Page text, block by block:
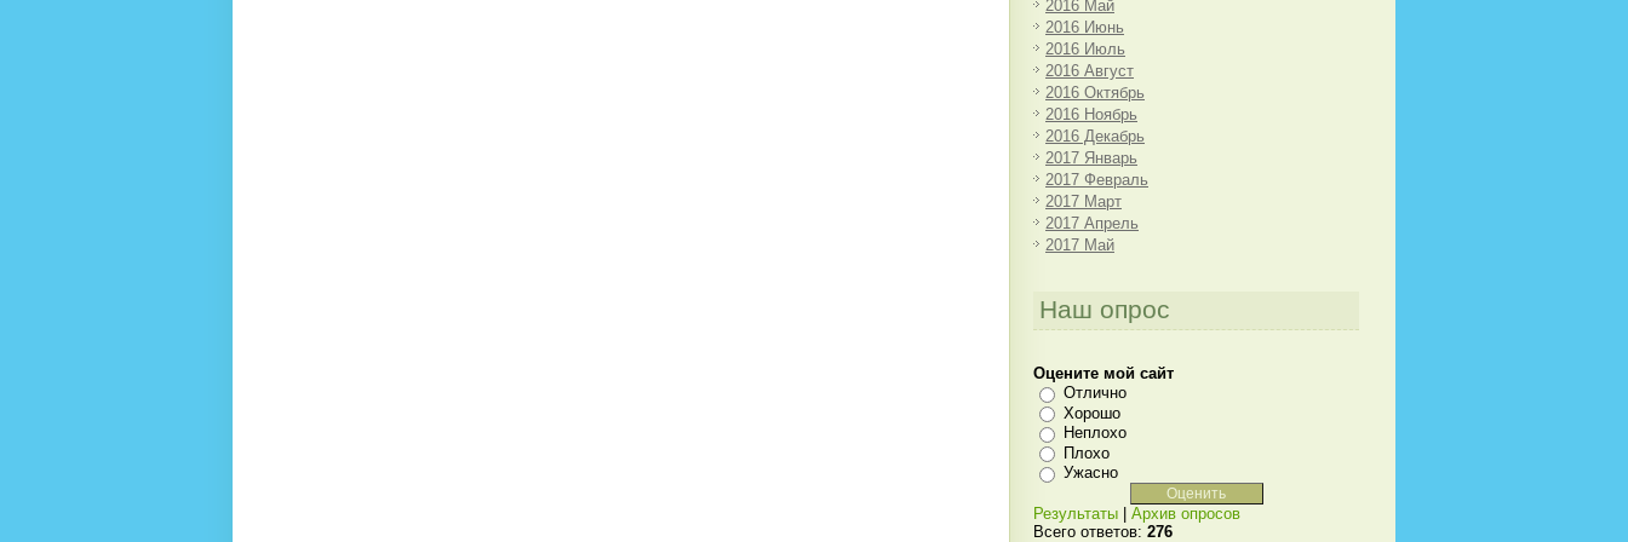
2016 Май
2016 Июнь
2016 Июль
2016 Август
2016 Октябрь
2016 Ноябрь
2016 Декабрь
2017 Январь
2017 Февраль
2017 Март
2017 Апрель
2017 Май
Наш опрос
Оцените мой сайт
Отлично
Хорошо
Неплохо
Плохо
Ужасно
Результаты
Архив опросов
Всего ответов: 276